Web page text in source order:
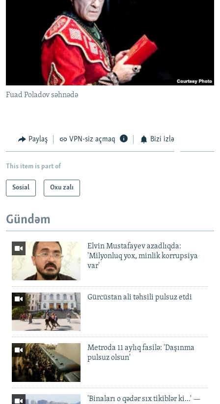
Fuad Poladov səhnədə
Paylaş VPN-siz açmaq Bizi izlə
This item is part of
Sosial Oxu zalı
Gündəm
Elvin Mustafayev azadlıqda:
'Milyonluq yox, minlik korrupsiya
var'
Gürcüstan ali təhsili pulsuz etdi
Metroda 11 aylıq fasilə: 'Daşınma
pulsuz olsun'
'Binaları o qədər sıx tikiblər ki...' —